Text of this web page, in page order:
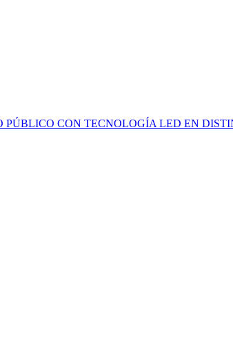
CON TECNOLOGÍA LED EN